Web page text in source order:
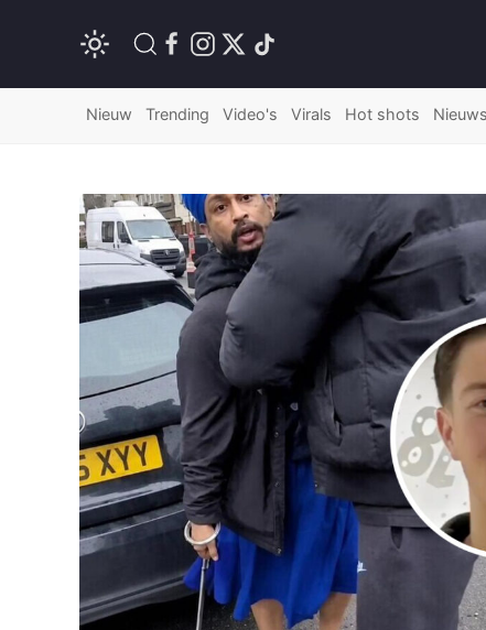
Nieuw Trending Video's Virals Hot shots Nieuws